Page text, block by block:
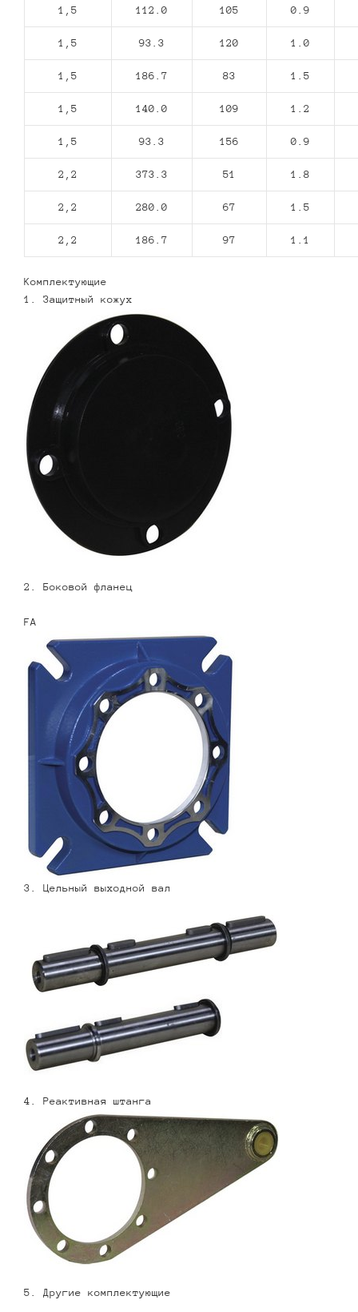
1,5 112.0 105 0.9
1,5 93.3 120 1.0
1,5 186.7 83 1.5
1,5 140.0 109 1.2
1,5 93.3 156 0.9
2,2 373.3 51 1.8
2,2 280.0 67 1.5
2,2 186.7 97 1.1
Комплектующие
1. Защитный кожух
2. Боковой фланец
FA
3. Цельный выходной вал
4. Реактивная штанга
5. Другие комплектующие